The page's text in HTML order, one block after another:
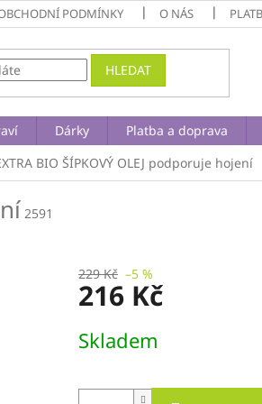
PODMÍNKY O NÁS
HLEDAT
Dárky Platba a doprava
BIO ŠÍPKOVÝ OLEJ podporuje hojení
2591
229 Kč –5 %
216 Kč
cena:
Skladem